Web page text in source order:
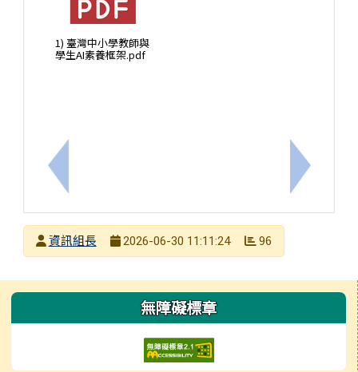
上一筆：轉知國立高雄師範大學辦理「2026自主學
1) 臺灣中小學教師與
學生AI素養框架.pdf
下一筆：
發布者
資訊組長
2026-06-30 11:11:24 96
左邊區域內容 無障礙標章